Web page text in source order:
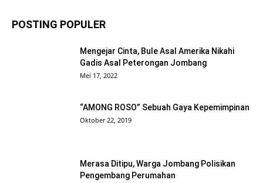
POSTING POPULER
Mengejar Cinta, Bule Asal Amerika Nikahi
Gadis Asal Peterongan Jombang
Mei 17, 2022
“AMONG ROSO” Sebuah Gaya Kepemimpinan
Oktober 22, 2019
Merasa Ditipu, Warga Jombang Polisikan
Pengembang Perumahan